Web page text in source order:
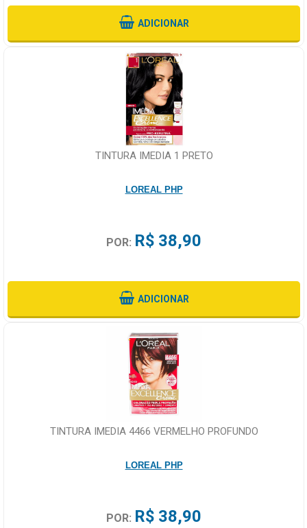
ADICIONAR
TINTURA IMEDIA 1 PRETO
LOREAL PHP
POR: R$ 38,90
ADICIONAR
TINTURA IMEDIA 4466 VERMELHO PROFUNDO
LOREAL PHP
POR: R$ 38,90